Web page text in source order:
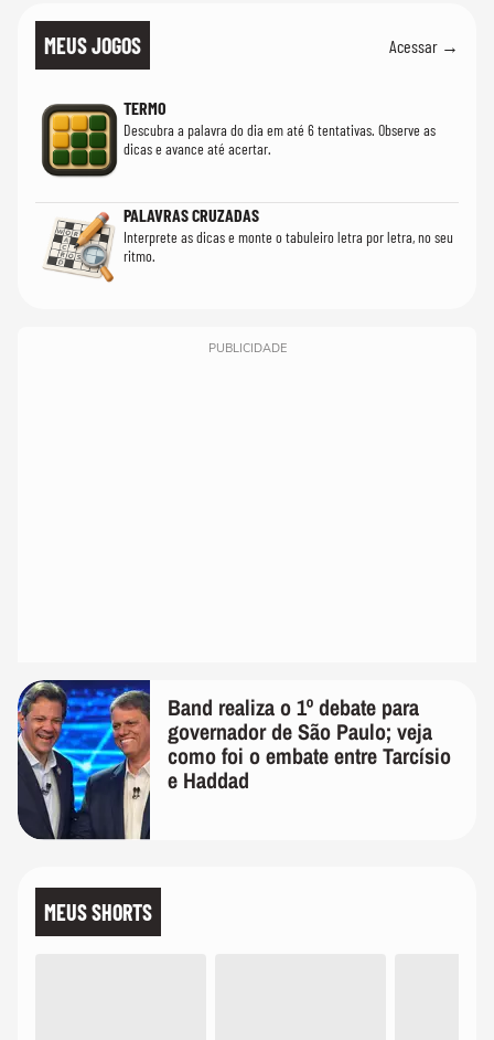
MEUS JOGOS Acessar →
TERMO
Descubra a palavra do dia em até 6 tentativas. Observe as
dicas e avance até acertar.
PALAVRAS CRUZADAS
Interprete as dicas e monte o tabuleiro letra por letra, no seu
ritmo.
PUBLICIDADE
Band realiza o 1º debate para
governador de São Paulo; veja
como foi o embate entre Tarcísio
e Haddad
MEUS SHORTS